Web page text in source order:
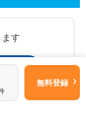
す
無料登録